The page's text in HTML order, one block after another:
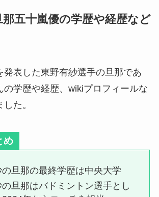
五十嵐優の学歴や経歴など
発表した東野有紗選手の旦那であ
の学歴や経歴、wikiプロフィールな
た。
め
旦那の最終学歴は中央大学
旦那はバドミントン選手とし